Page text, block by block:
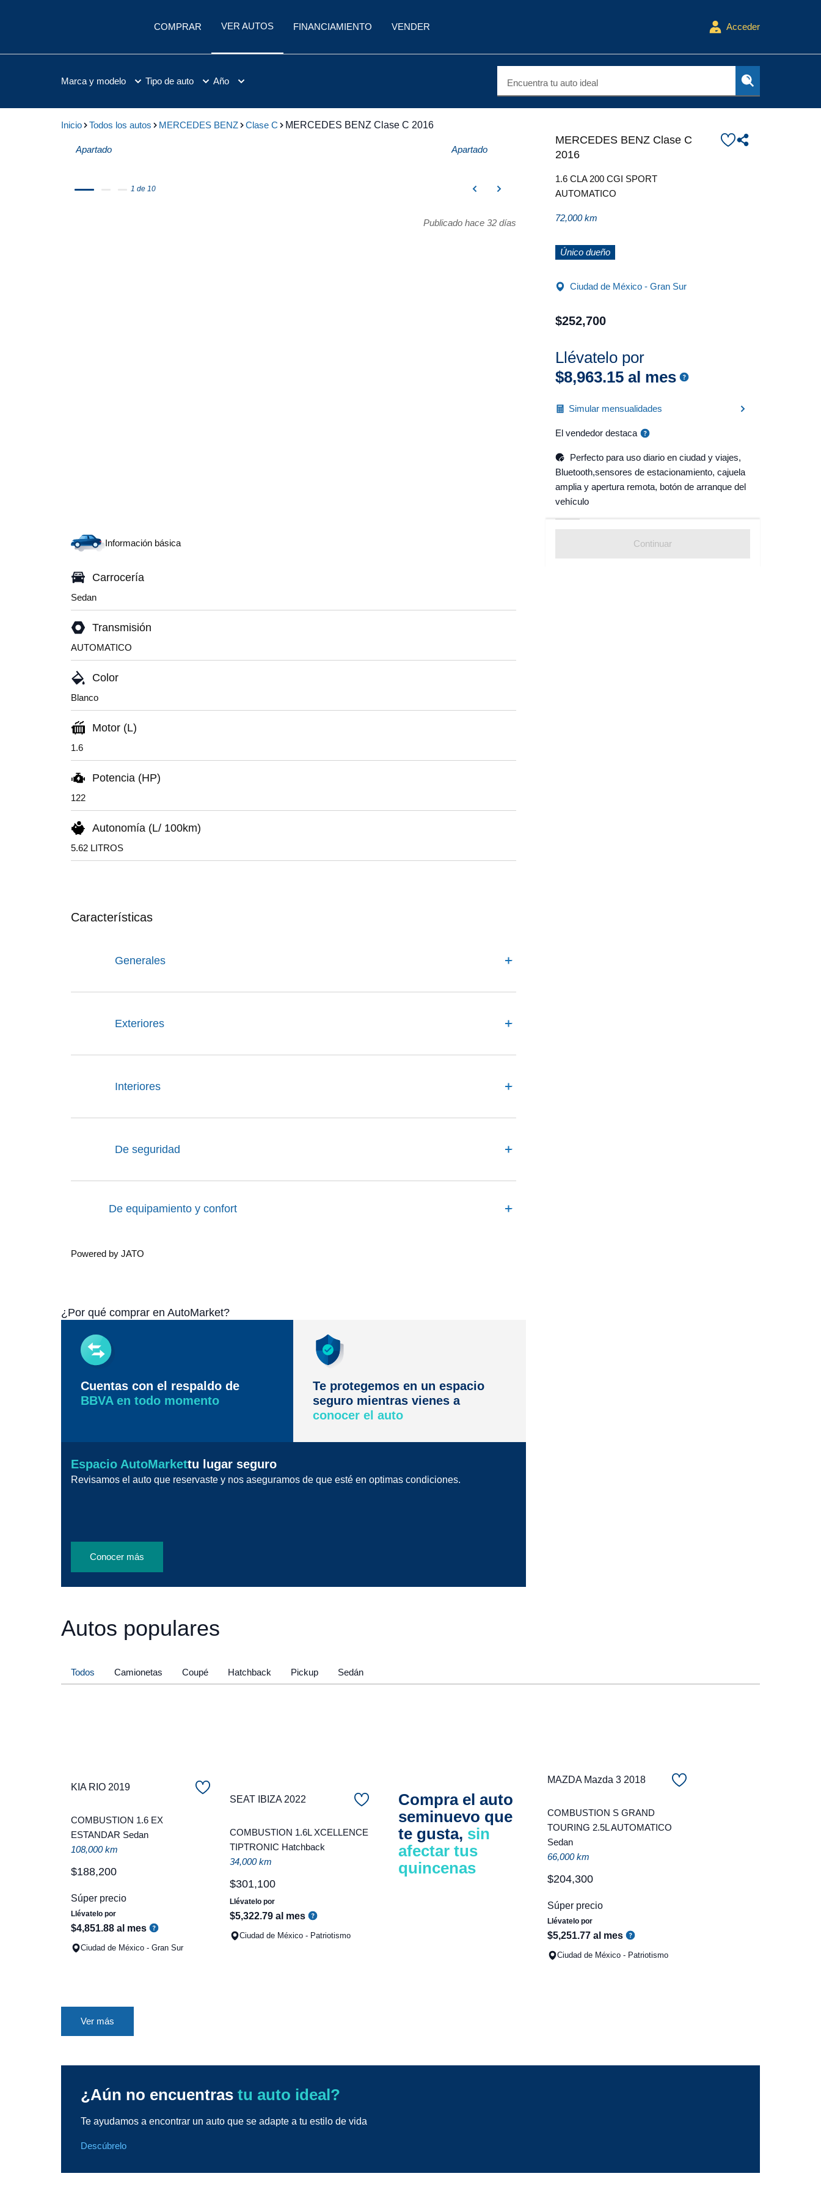
COMPRAR VER AUTOS FINANCIAMIENTO VENDER Acceder
Marca y modelo Tipo de auto Año Encuentra tu auto ideal
Inicio Todos los autos MERCEDES BENZ Clase C MERCEDES BENZ Clase C 2016
Apartado Apartado
1 de 10
Publicado hace 32 días
MERCEDES BENZ Clase C
2016
1.6 CLA 200 CGI SPORT
AUTOMATICO
72,000 km
Único dueño
Ciudad de México - Gran Sur
$252,700
Llévatelo por
$8,963.15al mes
Simular mensualidades
El vendedor destaca
Perfecto para uso diario en ciudad y viajes,
Bluetooth,sensores de estacionamiento, cajuela
amplia y apertura remota, botón de arranque del
vehículo
Continuar
Información básica
Carrocería
Sedan
Transmisión
AUTOMATICO
Color
Blanco
Motor (L)
1.6
Potencia (HP)
122
Autonomía (L/ 100km)
5.62 LITROS
Características
Generales
Exteriores
Interiores
De seguridad
De equipamiento y confort
Powered by JATO
¿Por qué comprar en AutoMarket?
Cuentas con el respaldo de
BBVA en todo momento
Te protegemos en un espacio
seguro mientras vienes a
conocer el auto
Espacio AutoMarkettu lugar seguro
Revisamos el auto que reservaste y nos aseguramos de que esté en optimas condiciones.
Conocer más
Autos populares
Todos Camionetas Coupé Hatchback Pickup Sedán
KIA RIO 2019
COMBUSTION 1.6 EX
ESTANDAR Sedan
108,000 km
$188,200
Súper precio
Llévatelo por
$4,851.88 al mes
Ciudad de México - Gran Sur
SEAT IBIZA 2022
COMBUSTION 1.6L XCELLENCE
TIPTRONIC Hatchback
34,000 km
$301,100
Llévatelo por
$5,322.79 al mes
Ciudad de México - Patriotismo
Compra el auto
seminuevo que
te gusta, sin
afectar tus
quincenas
MAZDA Mazda 3 2018
COMBUSTION S GRAND
TOURING 2.5L AUTOMATICO
Sedan
66,000 km
$204,300
Súper precio
Llévatelo por
$5,251.77 al mes
Ciudad de México - Patriotismo
Ver más
¿Aún no encuentras tu auto ideal?
Te ayudamos a encontrar un auto que se adapte a tu estilo de vida
Descúbrelo